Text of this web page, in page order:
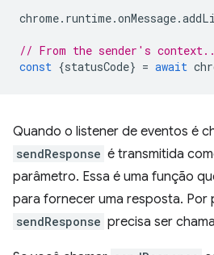
chrome. runtime.onMessage.
// From the sender's
const {statusCode} = await
Quando o listener de eventos é
sendResponse é transmitida
parâmetro. Essa é uma função
para fornecer uma resposta. Por
sendResponse precisa ser